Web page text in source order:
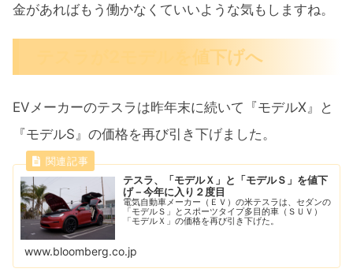
金があればもう働かなくていいような気もしますね。
テスラが2モデルを値下げへ
EVメーカーのテスラは昨年末に続いて『モデルX』と
『モデルS』の価格を再び引き下げました。
テスラ、「モデルＸ」と「モデルＳ」を値下
げ－今年に入り２度目
電気自動車メーカー（ＥＶ）の米テスラは、セダンの
「モデルＳ」とスポーツタイプ多目的車（ＳＵＶ）
「モデルＸ」の価格を再び引き下げた。
www.bloomberg.co.jp